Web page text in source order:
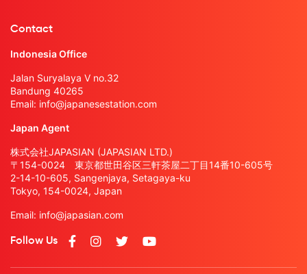
Contact
Indonesia Office
Jalan Suryalaya V no.32
Bandung 40265
Email: info@japanesestation.com
Japan Agent
株式会社JAPASIAN (JAPASIAN LTD.)
〒154-0024 東京都世田谷区三軒茶屋二丁目14番10-605号
2-14-10-605, Sangenjaya, Setagaya-ku
Tokyo, 154-0024, Japan
Email: info@japasian.com
Follow Us